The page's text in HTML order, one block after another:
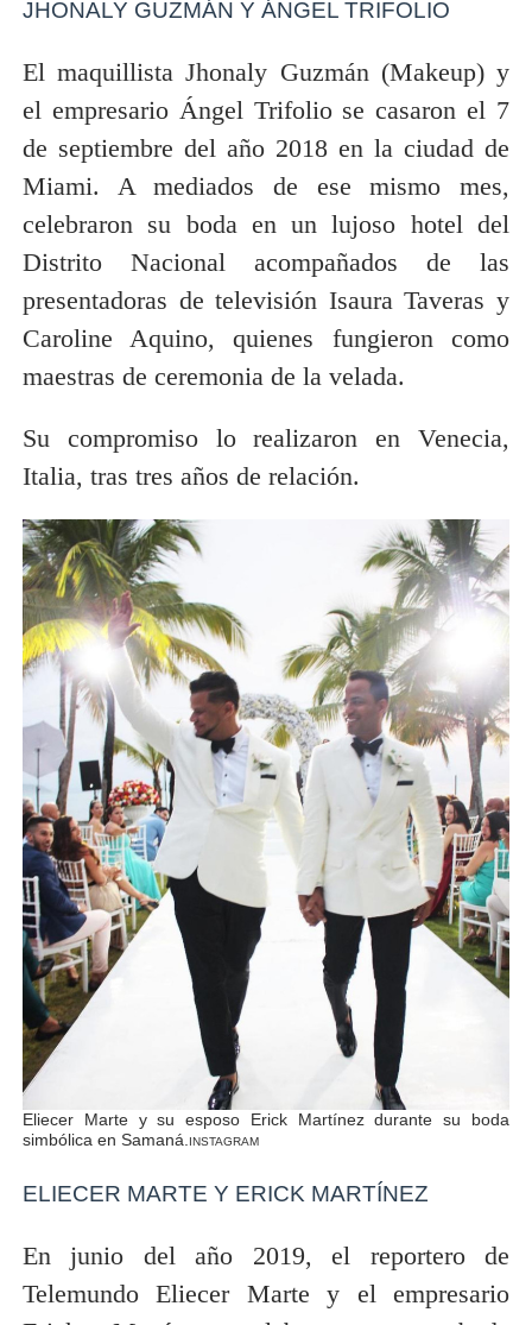
JHONALY GUZMÁN Y ÁNGEL TRIFOLIO
El maquillista Jhonaly Guzmán (Makeup) y
el empresario Ángel Trifolio se casaron el 7
de septiembre del año 2018 en la ciudad de
Miami. A mediados de ese mismo mes,
celebraron su boda en un lujoso hotel del
Distrito Nacional acompañados de las
presentadoras de televisión Isaura Taveras y
Caroline Aquino, quienes fungieron como
maestras de ceremonia de la velada.
Su compromiso lo realizaron en Venecia,
Italia, tras tres años de relación.
Eliecer Marte y su esposo Erick Martínez durante su boda
simbólica en Samaná. INSTAGRAM
ELIECER MARTE Y ERICK MARTÍNEZ
En junio del año 2019, el reportero de
Telemundo Eliecer Marte y el empresario